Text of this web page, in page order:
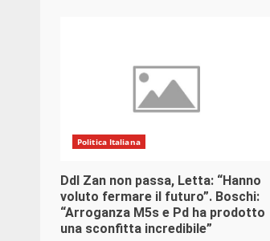
Politica Italiana
Ddl Zan non passa, Letta: “Hanno
voluto fermare il futuro”. Boschi:
“Arroganza M5s e Pd ha prodotto
una sconfitta incredibile”